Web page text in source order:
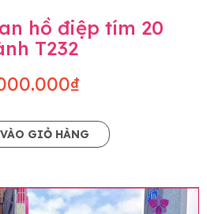
hồ điệp tím 20
T232
GIỎ HÀNG